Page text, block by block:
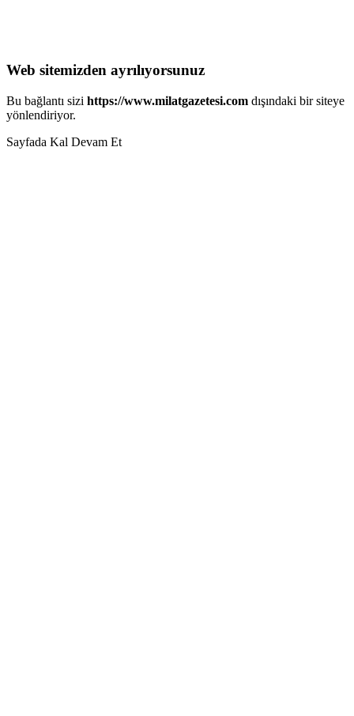
Web sitemizden ayrılıyorsunuz
Bu bağlantı sizi https://www.milatgazetesi.com dışındaki bir siteye
yönlendiriyor.
Sayfada Kal Devam Et